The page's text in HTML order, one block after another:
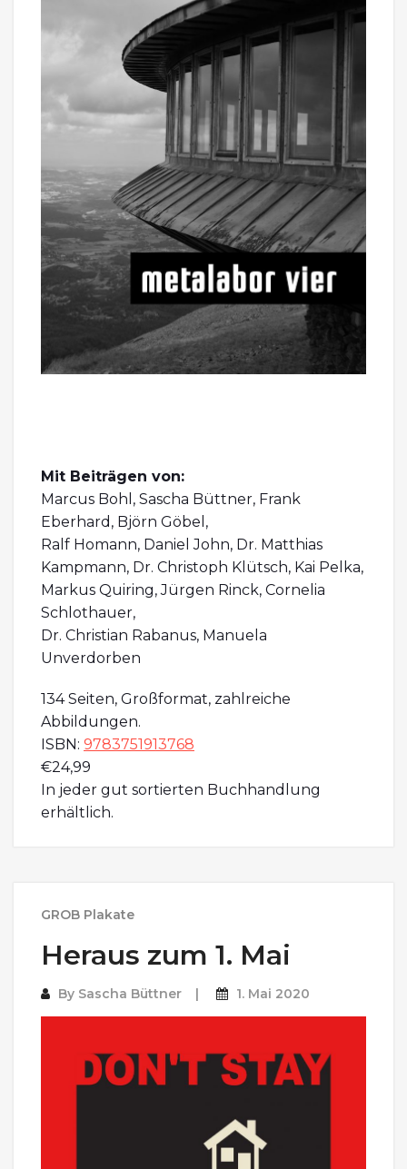
Mit Beiträgen von:
Marcus Bohl, Sascha Büttner, Frank
Eberhard, Björn Göbel,
Ralf Homann, Daniel John, Dr. Matthias
Kampmann, Dr. Christoph Klütsch, Kai Pelka,
Markus Quiring, Jürgen Rinck, Cornelia
Schlothauer,
Dr. Christian Rabanus, Manuela
Unverdorben
134 Seiten, Großformat, zahlreiche
Abbildungen.
ISBN: 9783751913768
€24,99
In jeder gut sortierten Buchhandlung
erhältlich.
GROB Plakate
Heraus zum 1. Mai
By Sascha Büttner 1. Mai 2020